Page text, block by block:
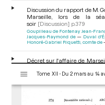
Discussion du rapport de M.
Marseille, lors de la
soir [Discussion] p.379
Goupilleau de Fontenay Jean-
Jacques-Raymond de
Duval
Honoré-Gabriel Riquetti, comte de
Décret sur l'affaire de
s
Tome XII - Du 2 mars au 14